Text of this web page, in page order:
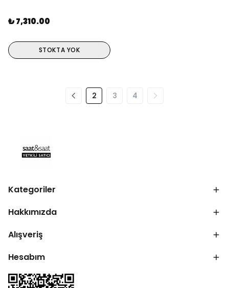
₺ 7,310.00
STOKTA YOK
2 3 4
Kategoriler
Hakkımızda
Alışveriş
Hesabım